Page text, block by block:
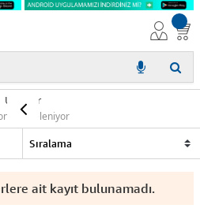
Ürünler
listeleniyor
ait kayıt bulunamadı.